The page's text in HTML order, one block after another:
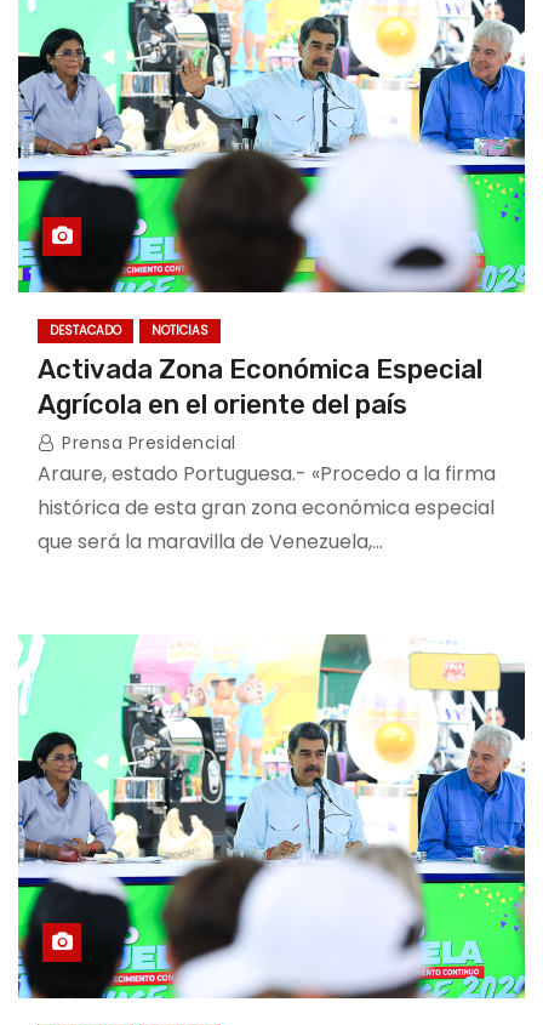
DESTACADO NOTICIAS
Activada Zona Económica Especial
Agrícola en el oriente del país
Prensa Presidencial
Araure, estado Portuguesa.- «Procedo a la firma
histórica de esta gran zona económica especial
que será la maravilla de Venezuela,…